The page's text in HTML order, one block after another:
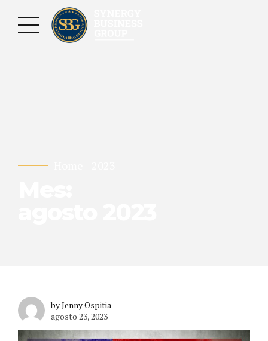
by Jenny Ospitia
agosto 23, 2023